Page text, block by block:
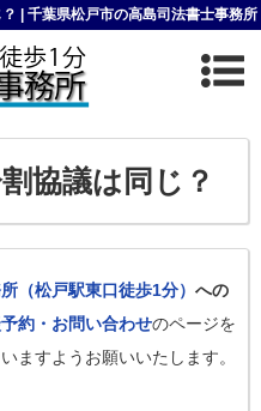
| 千葉県松戸市の高島司法書士事務所
協議は同じ？
（松戸駅東口徒歩1分） への
約・お問い合わせのページを
ますようお願いいたします。